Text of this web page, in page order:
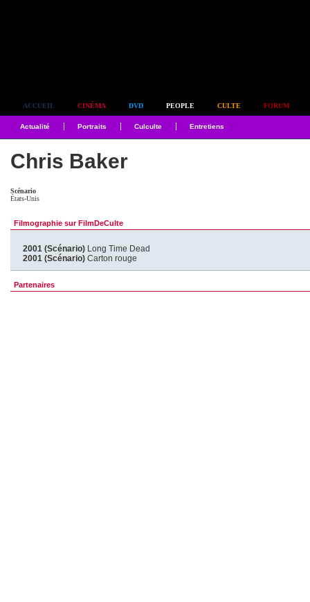
ACCUEIL CINÉMA DVD PEOPLE CULTE FORUM
Actualité Portraits Culculte Entretiens
Chris Baker
Scénario
États-Unis
Filmographie sur FilmDeCulte
2001 (Scénario) Long Time Dead
2001 (Scénario) Carton rouge
Partenaires